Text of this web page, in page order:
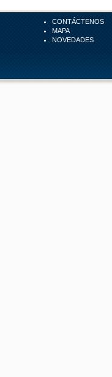
CONTÁCTENOS
MAPA
NOVEDADES